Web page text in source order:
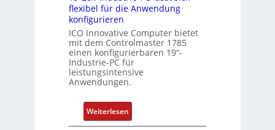
s
e
m
e
n
e
m
flexibel für die Anwendung
konfigurieren
ICO Innovative Computer bietet
mit dem Controlmaster 1785
einen konfigurierbaren 19“-
Industrie-PC für
leistungsintensive
Anwendungen.
Weiterlesen:
1